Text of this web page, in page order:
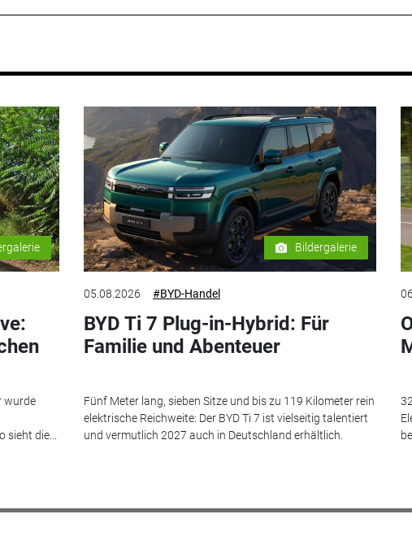
wurde
die...
Bildergalerie
05.08.2026 #BYD-Handel
BYD Ti 7 Plug-in-Hybrid: Für
Familie und Abenteuer
Fünf Meter lang, sieben Sitze und bis zu 119 Kilometer rein
elektrische Reichweite: Der BYD Ti 7 ist vielseitig talentiert
und vermutlich 2027 auch in Deutschland erhältlich.